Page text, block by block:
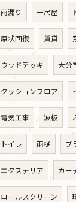
雨漏り 一尺屋
原状回復 賃貸
ウッドデッキ 大分
クッションフロア
電気工事 波板
トイレ 雨樋 ブ
エクステリア カー
ロールスクリーン